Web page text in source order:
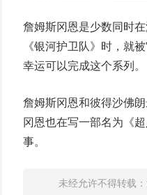
詹姆斯冈恩是少数同时
《银河护卫队》时，就
幸运可以完成这个系列。
詹姆斯冈恩和彼得沙佛
冈恩也在写一部名为《
事。
未经允许不得转载：